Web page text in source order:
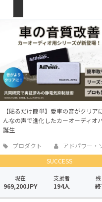
CAMPFIRE for
CAMPFIREふるさと納
【貼るだけ簡単】愛車の音がクリア
んなの声で進化したカーオーディオ
誕生
プロダクト
アドパワー・ソ
SUCCESS
現在
969,200JPY
支援者
194人
残